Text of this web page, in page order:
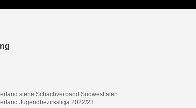
siehe Schachverband Südwestfalen
Jugendbezirksliga 2022/23